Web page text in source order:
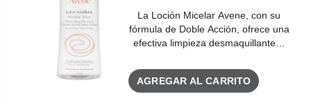
La Loción Micelar Avene, con su
fórmula de Doble Acción, ofrece una
efectiva limpieza desmaquillante…
AGREGAR AL CARRITO